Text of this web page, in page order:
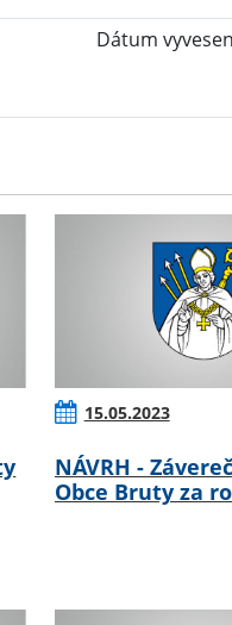
Dátum
15.05.2023
NÁVRH -
Obce Bruty za